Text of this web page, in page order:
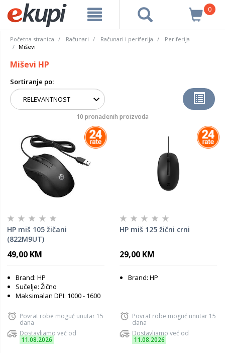
0
Početna stranica Računari Računari i periferija
Periferija
Miševi
Miševi HP
Sortiranje po:
10 pronađenih proizvoda
HP miš 105 žičani
(822M9UT)
49,00 KM
Brand: HP
Sučelje: Žično
Maksimalan DPI: 1000 - 1600
Povrat robe moguć unutar 15
dana
Dostavljamo već od
11.08.2026
HP miš 125 žični crni
29,00 KM
Brand: HP
Povrat robe moguć unutar 15
dana
Dostavljamo već od
11.08.2026